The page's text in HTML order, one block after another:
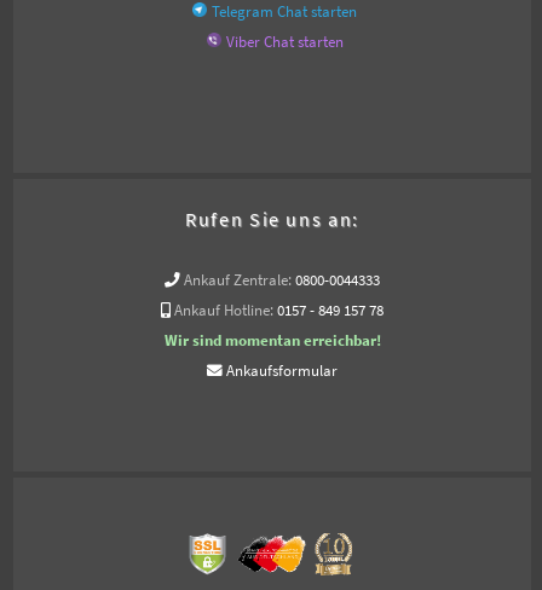
Telegram Chat starten
Viber Chat starten
Rufen Sie uns an:
Ankauf Zentrale: 0800-0044333
Ankauf Hotline: 0157 - 849 157 78
Wir sind momentan erreichbar!
Ankaufsformular